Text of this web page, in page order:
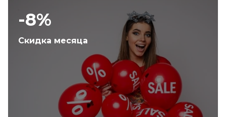
-8%
Скидка месяца